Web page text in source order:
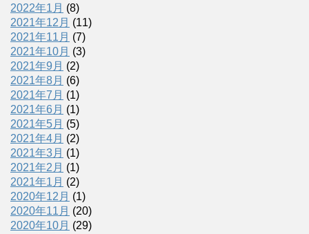
2022年1月 (8)
2021年12月 (11)
2021年11月 (7)
2021年10月 (3)
2021年9月 (2)
2021年8月 (6)
2021年7月 (1)
2021年6月 (1)
2021年5月 (5)
2021年4月 (2)
2021年3月 (1)
2021年2月 (1)
2021年1月 (2)
2020年12月 (1)
2020年11月 (20)
2020年10月 (29)